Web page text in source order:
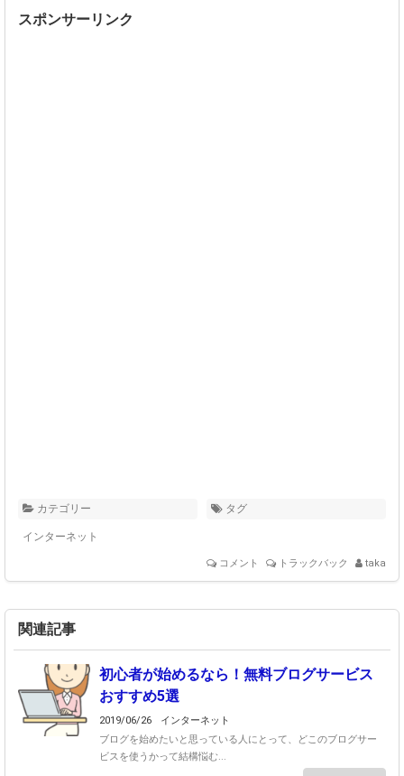
スポンサーリンク
カテゴリー
インターネット
タグ
コメント トラックバック taka
関連記事
初心者が始めるなら！無料ブログサービス
おすすめ5選
2019/06/26
インターネット
ブログを始めたいと思っている人にとって、どこのブログサー
ビスを使うかって結構悩む...